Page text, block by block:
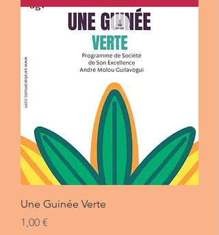
Une Guinée Verte
Prix
1,00 €